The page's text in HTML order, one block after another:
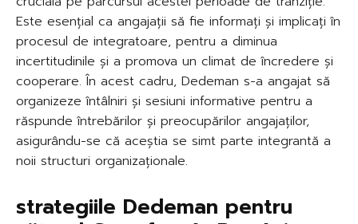
Este esențial ca angajații să fie informați și implicați în
procesul de integratoare, pentru a diminua
incertitudinile și a promova un climat de încredere și
cooperare. În acest cadru, Dedeman s-a angajat să
organizeze întâlniri și sesiuni informative pentru a
răspunde întrebărilor și preocupărilor angajaților,
asigurându-se că aceștia se simt parte integrantă a
noii structuri organizaționale.
strategiile Dedeman pentru